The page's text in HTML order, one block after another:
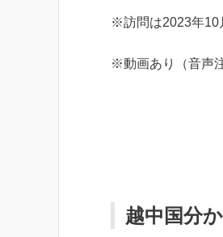
※訪問は2023年10
※動画あり（音声
越中国分